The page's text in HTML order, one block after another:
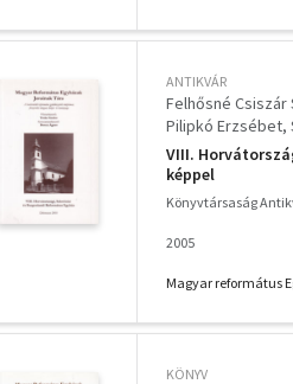
ANTIKVÁR
Felhősné Csiszár
Pilipkó Erzsébet
VIII.
képpel
Könyvtársaság
2005
Magyar református
KÖNYV